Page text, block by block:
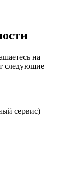
на
следующие
сервис)